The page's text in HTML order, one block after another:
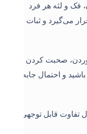
فک و لثه هر فرد
می‌گیرد و ثبات
صحبت کردن یا
و احتمال جابه‌جا
تفاوت قابل توجهی با